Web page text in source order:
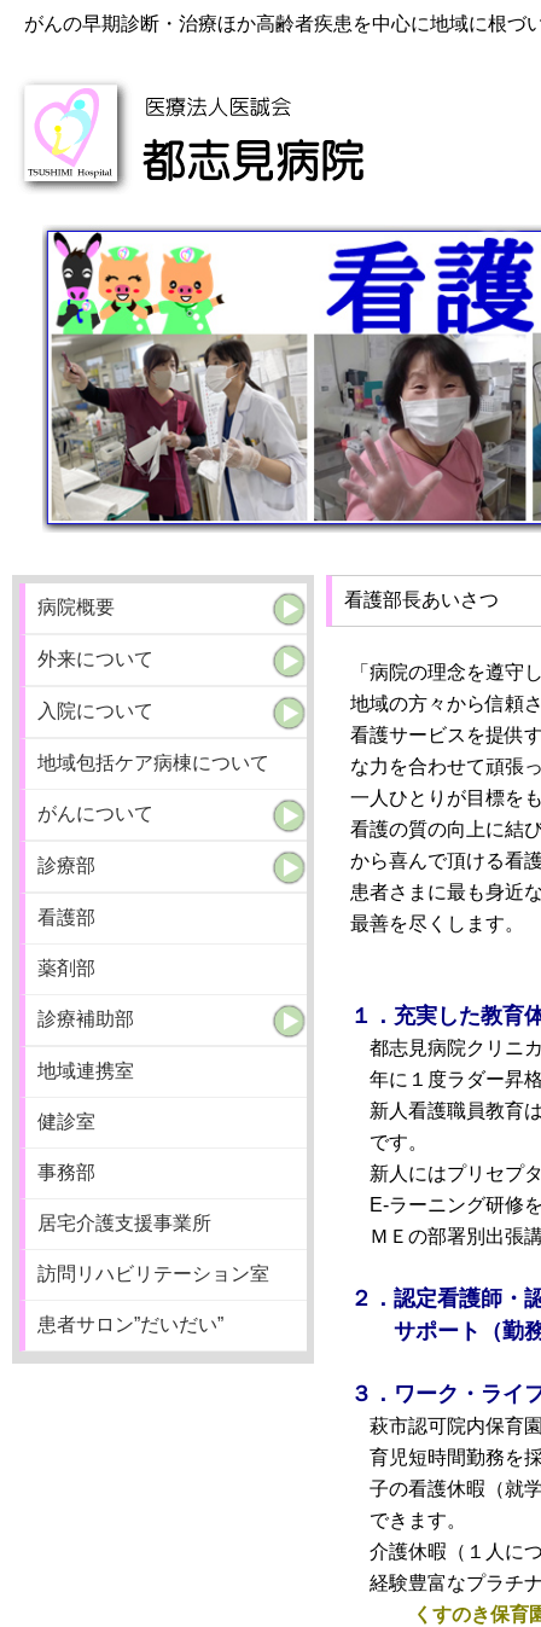
がんの早期診断・治療ほか高齢者疾患を中心に地域に根づ
病院概要
外来について
入院について
地域包括ケア病棟について
がんについて
診療部
看護部
薬剤部
診療補助部
地域連携室
健診室
事務部
居宅介護支援事業所
訪問リハビリテーション室
患者サロン”だいだい”
看護部長あいさつ
「病院の理念を遵守
地域の方々から信頼
看護サービスを提供
な力を合わせて頑張
一人ひとりが目標を
看護の質の向上に結
から喜んで頂ける看
患者さまに最も身近
最善を尽くします。
１．充実した教育
都志見病院クリニ
年に１度ラダー昇
新人看護職員教育
です。
新人にはプリセプ
E-ラーニング研修
ＭＥの部署別出張
２．認定看護師・
サポート（勤務
３．ワーク・ライ
萩市認可院内保育
育児短時間勤務を
子の看護休暇（就
できます。
介護休暇（１人に
経験豊富なプラチ
くすのき保育